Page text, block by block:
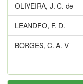
OLIVEIRA, J. C. de
LEANDRO, F. D.
BORGES, C. A. V.